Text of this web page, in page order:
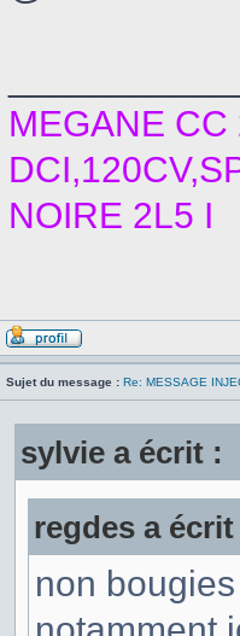
MEGANE
NOIRE 2L5 I
Sujet du message : Re: MESSAGE
sylvie a écrit :
regdes a
non